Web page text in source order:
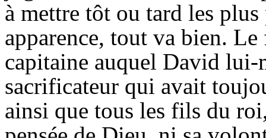
à mettre tôt ou tard les
apparence, tout va bien.
capitaine auquel David lui-
sacrificateur qui avait
ainsi que tous les fils du